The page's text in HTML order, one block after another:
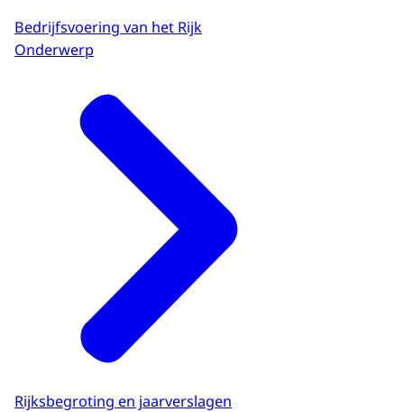
Bedrijfsvoering van het Rijk
Onderwerp
Rijksbegroting en jaarverslagen